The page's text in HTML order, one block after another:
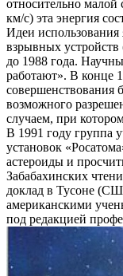
относительно малой
км/с) эта энергия
Идеи
взрывных
до 1988 года.
работают». В конце
совершенствования
возможного
случаем, при
В 1991 году группа
установок
астероиды и
Забабахинских
доклад в Тусоне
американскими
под редакцией